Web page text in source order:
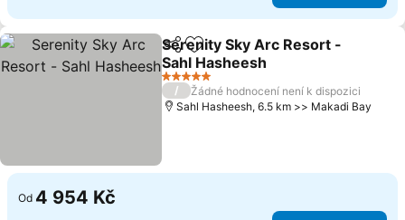
SdíletPřidat na seznam oblíbených
Serenity Sky Arc Resort -
Sahl Hasheesh
Ukázat ceny
5 Počet hvězdiček
/
Žádné hodnocení není k dispozici
Sahl Hasheesh, 6.5 km >> Makadi Bay
Od 4 954 Kč